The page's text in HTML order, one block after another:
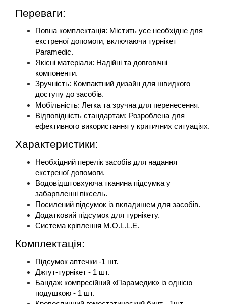
Переваги:
Повна комплектація: Містить усе необхідне для
екстреної допомоги, включаючи турнікет
Paramedic.
Якісні матеріали: Надійні та довговічні
компоненти.
Зручність: Компактний дизайн для швидкого
доступу до засобів.
Мобільність: Легка та зручна для перенесення.
Відповідність стандартам: Розроблена для
ефективного використання у критичних ситуаціях.
Характеристики:
Необхідний перелік засобів для надання
екстреної допомоги.
Водовідштовхуюча тканина підсумка у
забарвленні піксель.
Посилений підсумок із вкладишем для засобів.
Додатковий підсумок для турнікету.
Система кріплення M.O.L.L.E.
Комплектація:
Підсумок аптечки -1 шт.
Джгут-турнікет - 1 шт.
Бандаж компресійний «Парамедик» із однією
подушкою - 1 шт.